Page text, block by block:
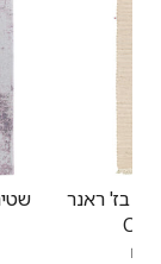
בז' ראנר